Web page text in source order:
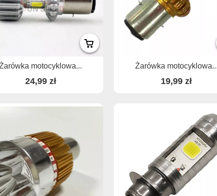
motocyklowa...
24,99 zł
Żarówka
19,99 zł